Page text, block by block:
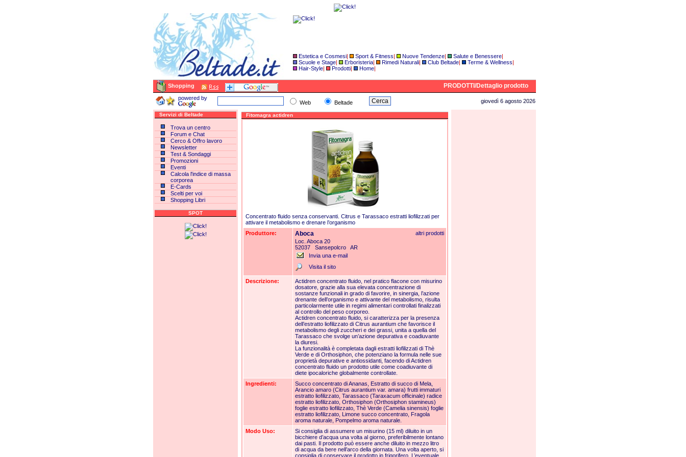
Estetica e Cosmesi| Sport & Fitness| Nuove Tendenze| Salute e Benessere|
Scuole e Stage| Erboristeria| Rimedi Naturali| Club Beltade| Terme & Wellness|
Hair-Style| Prodotti| Home|
Shopping PRODOTTI/Dettaglio prodotto
powered by
Web Beltade giovedì 6 agosto 2026
Servizi di Beltade
Trova un centro
Forum e Chat
Cerco & Offro lavoro
Newsletter
Test & Sondaggi
Promozioni
Eventi
Calcola l'indice di massa
corporea
E-Cards
Scelti per voi
Shopping Libri
SPOT
Fitomagra actidren
Concentrato fluido senza conservanti. Citrus e Tarassaco estratti liofilizzati per
attivare il metabolismo e drenare l’organismo
Produttore:
Aboca
altri prodotti
Loc. Aboca 20
52037 Sansepolcro AR
Invia una e-mail
Visita il sito
Descrizione:
Actidren concentrato fluido, nel pratico flacone con misurino
dosatore, grazie alla sua elevata concentrazione di
sostanze funzionali in grado di favorire, in sinergia, l’azione
drenante dell’organismo e attivante del metabolismo, risulta
particolarmente utile in regimi alimentari controllati finalizzati
al controllo del peso corporeo.
Actidren concentrato fluido, si caratterizza per la presenza
dell’estratto liofilizzato di Citrus aurantium che favorisce il
metabolismo degli zuccheri e dei grassi, unita a quella del
Tarassaco che svolge un’azione depurativa e coadiuvante
la diuresi.
La funzionalità è completata dagli estratti liofilizzati di Thè
Verde e di Orthosiphon, che potenziano la formula nelle sue
proprietà depurative e antiossidanti, facendo di Actidren
concentrato fluido un prodotto utile come coadiuvante di
diete ipocaloriche globalmente controllate.
Ingredienti:
Succo concentrato di Ananas, Estratto di succo di Mela,
Arancio amaro (Citrus aurantium var. amara) frutti immaturi
estratto liofilizzato, Tarassaco (Taraxacum officinale) radice
estratto liofilizzato, Orthosiphon (Orthosiphon stamineus)
foglie estratto liofilizzato, Thè Verde (Camelia sinensis) foglie
estratto liofilizzato, Limone succo concentrato, Fragola
aroma naturale, Pompelmo aroma naturale.
Modo Uso:
Si consiglia di assumere un misurino (15 ml) diluito in un
bicchiere d’acqua una volta al giorno, preferibilmente lontano
dai pasti. Il prodotto può essere anche diluito in mezzo litro
di acqua da bere nell’arco della giornata. Una volta aperto, si
consiglia di conservare il prodotto in frigorifero. L’eventuale